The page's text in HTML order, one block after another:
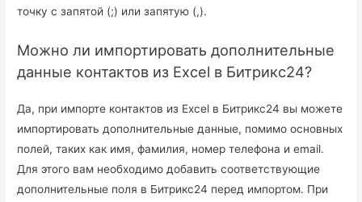
точку с запятой (;) или запятую (,).
Можно ли импортировать дополнительные
данные контактов из Excel в Битрикс24?
Да, при импорте контактов из Excel в Битрикс24 вы можете
импортировать дополнительные данные, помимо основных
полей, таких как имя, фамилия, номер телефона и email.
Для этого вам необходимо добавить соответствующие
дополнительные поля в Битрикс24 перед импортом. При